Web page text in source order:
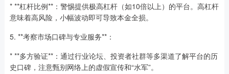
* **杠杆比例**：警惕提供极高杠杆（如10倍以上）的平台。高杠杆
意味着高风险，小幅波动即可导致本金全损。
5. **考察市场口碑与专业服务**：
* **多方验证**：通过行业论坛、投资者社群等多渠道了解平台的历
史口碑，注意甄别网络上的虚假宣传和“水军”。